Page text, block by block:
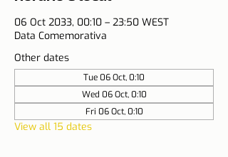
06 Oct 2033, 00:10 – 23:50 WEST
Data Comemorativa
Other dates
Tue 06 Oct, 0:10
Wed 06 Oct, 0:10
Fri 06 Oct, 0:10
View all 15 dates